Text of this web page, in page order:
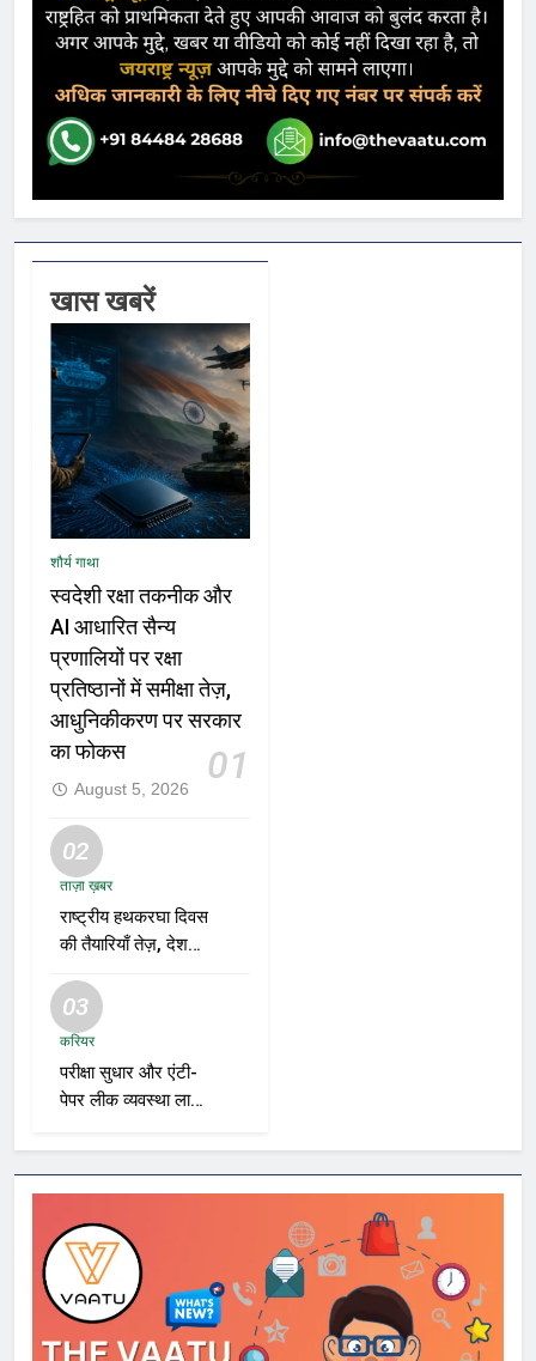
खास खबरें
शौर्य गाथा
स्वदेशी रक्षा तकनीक और
AI आधारित सैन्य
प्रणालियों पर रक्षा
प्रतिष्ठानों में समीक्षा तेज़,
आधुनिकीकरण पर सरकार
का फोकस
01
August 5, 2026
02
ताज़ा ख़बर
राष्ट्रीय हथकरघा दिवस
की तैयारियाँ तेज़, देशभर
प्रदर्शनियों का होगा
आयोजन
03
करियर
परीक्षा सुधार और एंटी-
पेपर लीक व्यवस्था लागू
भर्ती एजेंसियाँ और शिक्षा
विभाग नए रोडमैप पर